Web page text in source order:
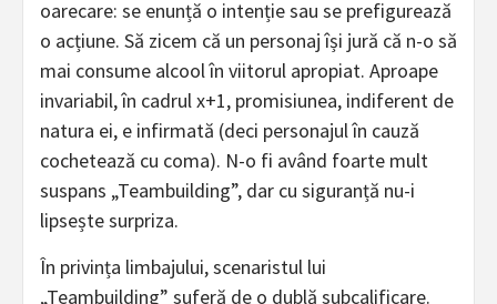
oarecare: se enunță o intenție sau se prefigurează
o acțiune. Să zicem că un personaj își jură că n-o să
mai consume alcool în viitorul apropiat. Aproape
invariabil, în cadrul x+1, promisiunea, indiferent de
natura ei, e infirmată (deci personajul în cauză
cochetează cu coma). N-o fi având foarte mult
suspans „Teambuilding”, dar cu siguranță nu-i
lipsește surpriza.
În privința limbajului, scenaristul lui
„Teambuilding” suferă de o dublă subcalificare.